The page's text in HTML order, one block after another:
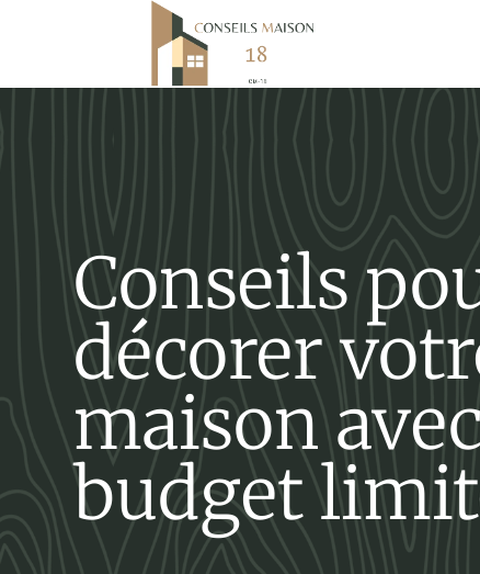
Conseils
décorer
maison
budget